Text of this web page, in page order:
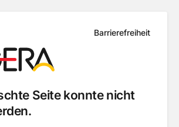
Barrierefreiheit
Seite konnte nicht